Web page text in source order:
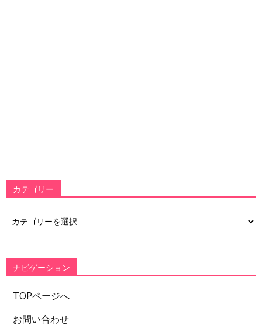
カテゴリー
カ
テ
ー
ナビゲーション
TOPページへ
お問い合わせ